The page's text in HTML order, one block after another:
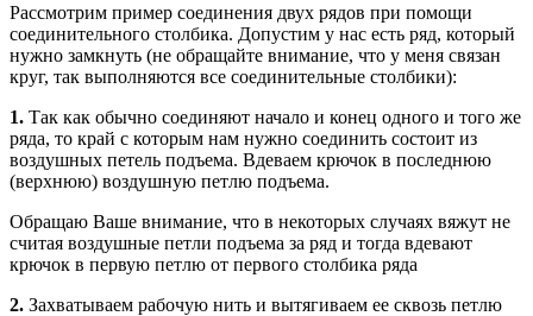
Рассмотрим пример соединения двух рядов при помощи
соединительного столбика. Допустим у нас есть ряд, который
нужно замкнуть (не обращайте внимание, что у меня связан
круг, так выполняются все соединительные столбики):
1. Так как обычно соединяют начало и конец одного и того же
ряда, то край с которым нам нужно соединить состоит из
воздушных петель подъема. Вдеваем крючок в последнюю
(верхнюю) воздушную петлю подъема.
Обращаю Ваше внимание, что в некоторых случаях вяжут не
считая воздушные петли подъема за ряд и тогда вдевают
крючок в первую петлю от первого столбика ряда
2. Захватываем рабочую нить и вытягиваем ее сквозь петлю